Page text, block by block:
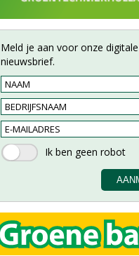
Meld je aan voor onze digitale
nieuwsbrief.